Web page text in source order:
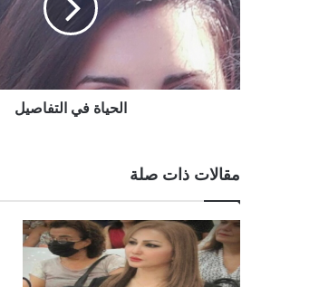
الحياة في التفاصيل
مقالات ذات صلة